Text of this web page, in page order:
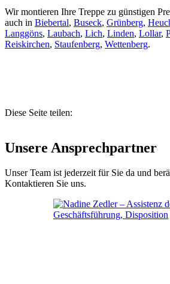
Wir montieren Ihre Treppe zu günstigen
auch in Biebertal, Buseck, Grünberg,
Langgöns, Laubach, Lich, Linden, Lollar,
Reiskirchen, Staufenberg, Wettenberg.
Diese Seite teilen:
Unsere Ansprechpartner
Unser Team ist jederzeit für Sie da und
Kontaktieren Sie uns.